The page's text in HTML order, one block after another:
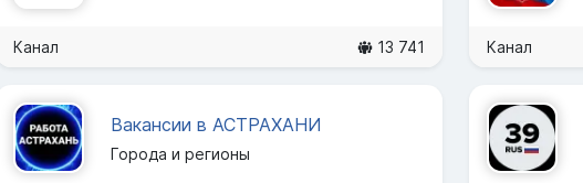
Канал 13 741 Канал
Вакансии в АСТРАХАНИ
Города и регионы